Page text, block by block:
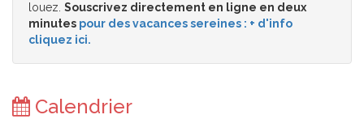
louez. Souscrivez directement en ligne en deux
minutes pour des vacances sereines : + d'info
cliquez ici.
Calendrier